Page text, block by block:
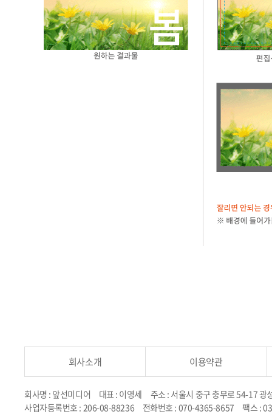
회사소개 이용약관
회사명 : 앞선미디어 대표 : 이영세
주소 : 서울시 중구 충무로 54-17 광
사업자등록번호 : 206-08-88236
전화번호 : 070-4365-8657
팩스 :